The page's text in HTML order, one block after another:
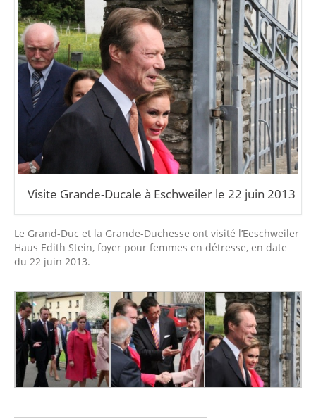
Visite Grande-Ducale à Eschweiler le 22 juin 2013
Le Grand-Duc et la Grande-Duchesse ont visité l’Eeschweiler
Haus Edith Stein, foyer pour femmes en détresse, en date
du 22 juin 2013.